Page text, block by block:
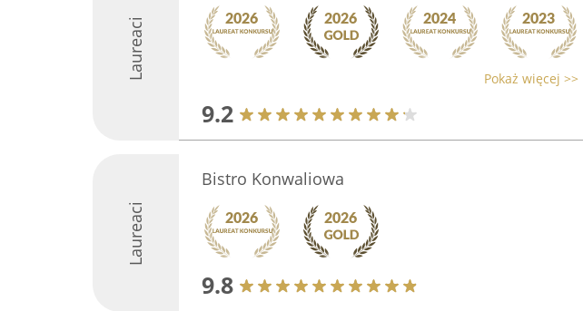
Laureaci Pokaż więcej >>
9.2
Laureaci
Bistro Konwaliowa
9.8